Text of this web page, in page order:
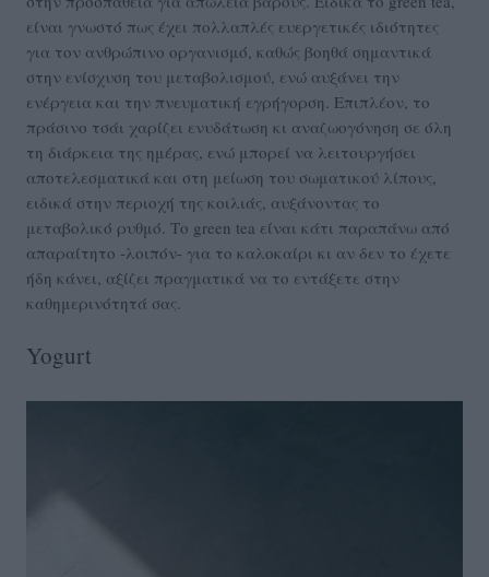
είναι γνωστό πως έχει πολλαπλές ευεργετικές ιδιότητες
για τον ανθρώπινο οργανισμό, καθώς βοηθά σημαντικά
στην ενίσχυση του μεταβολισμού, ενώ αυξάνει την
ενέργεια και την πνευματική εγρήγορση. Επιπλέον, το
πράσινο τσάι χαρίζει ενυδάτωση κι αναζωογόνηση σε όλη
τη διάρκεια της ημέρας, ενώ μπορεί να λειτουργήσει
αποτελεσματικά και στη μείωση του σωματικού λίπους,
ειδικά στην περιοχή της κοιλιάς, αυξάνοντας το
μεταβολικό ρυθμό. Τo green tea είναι κάτι παραπάνω από
απαραίτητο -λοιπόν- για το καλοκαίρι κι αν δεν το έχετε
ήδη κάνει, αξίζει πραγματικά να το εντάξετε στην
καθημερινότητά σας.
Yogurt